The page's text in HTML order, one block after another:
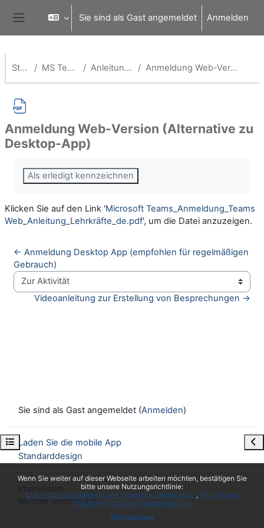
Wenn Sie weiter auf dieser Webseite arbeiten möchten, bestätigen Sie
bitte unsere Nutzungsrichtlinie:
Datenschutzerklärung/Data Protection Declaration
Rechte und
Pflichten/Rights and Responsibilities
Fortsetzen
Website-Übersicht
Sie sind als Gast angemeldet Anmelden
Kursindex öffnen
Startseite MS Teams für Schulen Anleitungen für Lehrende Anmeldung Web-Version (Alternative zu Desktop-App)
Anmeldung Web-Version (Alternative zu
Desktop-App)
Als erledigt kennzeichnen
Klicken Sie auf den Link 'Microsoft Teams_Anmeldung_Teams
Web_Anleitung_Lehrkräfte_de.pdf', um die Datei anzuzeigen.
← Anmeldung Desktop App (empfohlen für regelmäßigen
Gebrauch)
Zur Aktivität
Videoanleitung zur Erstellung von Besprechungen →
Sie sind als Gast angemeldet (Anmelden)
Laden Sie die mobile App
Standarddesign
Moodle Version 4.5